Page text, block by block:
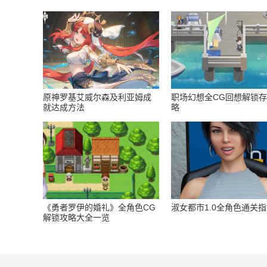
原神罗基艾威尔森及利亚姆成
就达成方法
职场幻想全CG回想解锁
略
《勇者罗伊的婚礼》全角色CG
解锁攻略大全一览
淑女都市1.0全角色通关